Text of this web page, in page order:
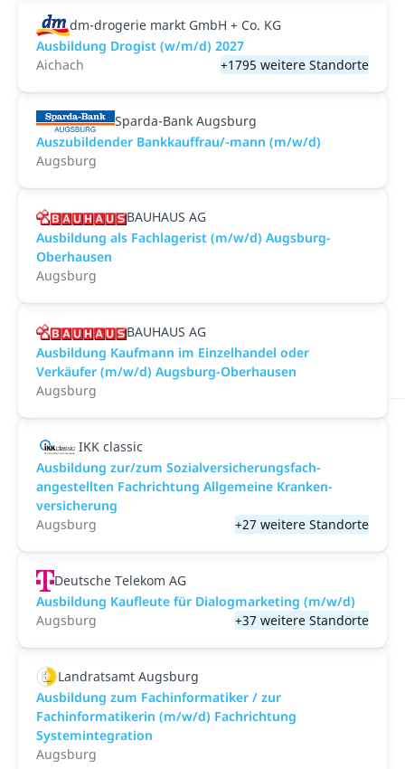
dm-drogerie markt GmbH + Co. KG
Ausbildung Drogist (w/m/d) 2027
Aichach
+1795 weitere Standorte
Sparda-Bank Augsburg
Auszubildender Bankkauffrau/-mann (m/w/d)
Augsburg
BAUHAUS AG
Ausbildung als Fachlagerist (m/w/d) Augsburg-
Oberhausen
Augsburg
BAUHAUS AG
Ausbildung Kaufmann im Einzelhandel oder
Verkäufer (m/w/d) Augsburg-Oberhausen
Augsburg
IKK classic
Aus­bild­ung zur/zum Sozial­versicher­ungs­fach­
angestellten­ Fach­richtung All­gemeine Kranken­
versicher­ung
Augsburg
+27 weitere Standorte
Deutsche Telekom AG
Ausbildung Kaufleute für Dialogmarketing (m/w/d)
Augsburg
+37 weitere Standorte
Landratsamt Augsburg
Ausbildung zum Fachinformatiker / zur
Fachinformatikerin (m/w/d) Fachrichtung
Systemintegration
Augsburg